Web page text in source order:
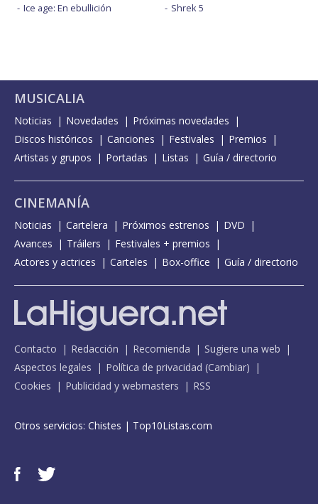
Ice age: En ebullición
Shrek 5
MUSICALIA
Noticias Novedades
Próximas novedades
Discos históricos
Canciones Festivales
Premios
Artistas y grupos
Portadas Listas Guía / directorio
CINEMANÍA
Noticias Cartelera Próximos estrenos
DVD
Avances
Tráilers
Festivales + premios
Actores y actrices
Carteles Box-office Guía / directorio
Contacto Redacción Recomienda
Sugiere una web
Aspectos legales
Política de privacidad (Cambiar)
Cookies
Publicidad y webmasters RSS
Otros servicios: Chistes | Top10Listas.com